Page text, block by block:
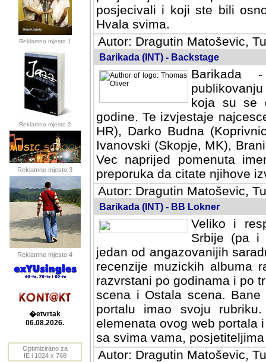
Reklamno mjesto 1
Reklamno mjesto 2
Reklamno mjesto 3
Reklamno mjesto 4
�etvrtak
06.08.2026.
Optimizirano za
IE i 1024 x 768
posjecivali i koji ste bili
Hvala svima.
Autor: Dragutin Matoševic,
Barikada (INT) - Backstage
Barikada
koja su se
godine. Te izvjestaje
HR), Darko Budna
Ivanovski (Skopje, MK),
Vec naprijed pomenuta
preporuka da citate njihove
Autor: Dragutin Matoševic,
Barikada (INT) - BB Lokner
Veliko i
Srbije (pa i
jedan od angazovanijih
recenzije muzickih albuma
razvrstani po godinama i po
scena i Ostala scena.
portalu imao svoju
elemenata ovog web portala
sa svima vama,
Autor: Dragutin Matoševic,